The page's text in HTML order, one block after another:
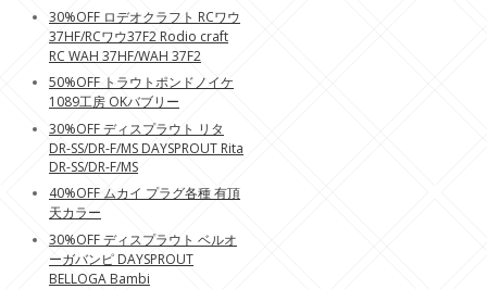
30%OFF ロデオクラフト RCワウ
37HF/RCワウ37F2 Rodio craft
RC WAH 37HF/WAH 37F2
50%OFF トラウトポンドノイケ
1089工房 OKバブリー
30%OFF ディスプラウト リタ
DR-SS/DR-F/MS DAYSPROUT Rita
DR-SS/DR-F/MS
40%OFF ムカイ プラグ各種 有頂
天カラー
30%OFF ディスプラウト ベルオ
ーガバンピ DAYSPROUT
BELLOGA Bambi